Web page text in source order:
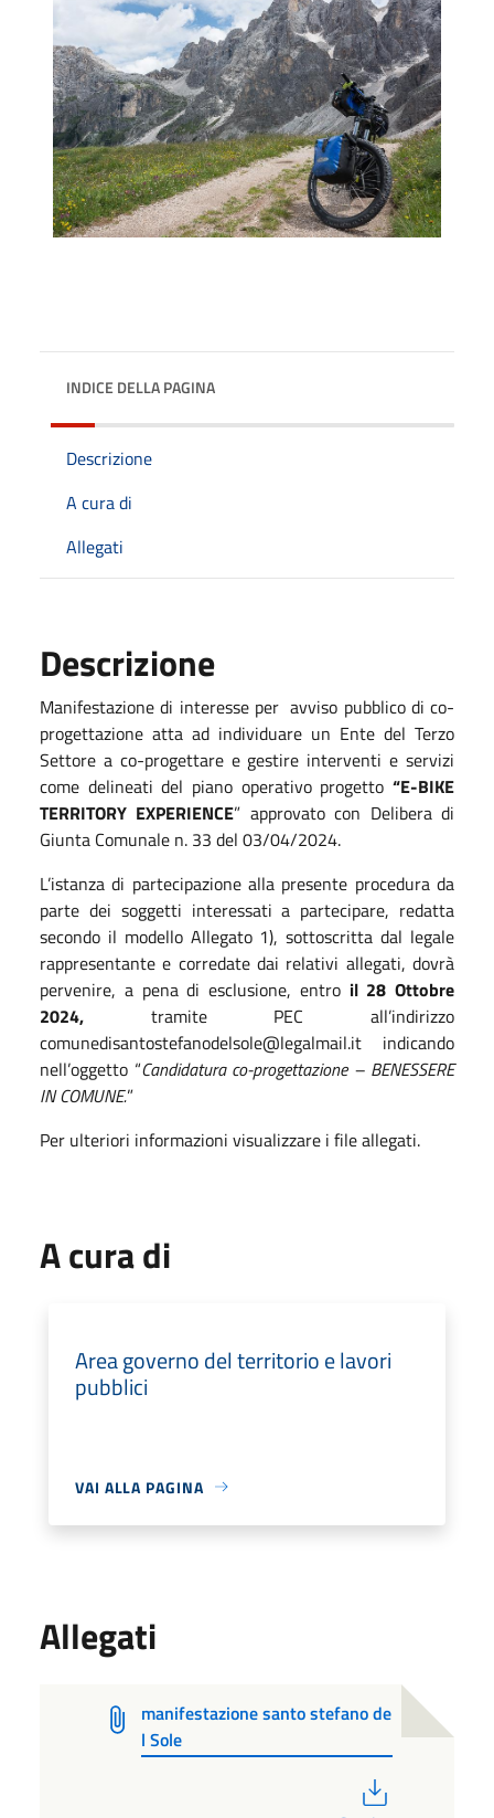
INDICE DELLA PAGINA
Descrizione
A cura di
Allegati
Descrizione
Manifestazione di interesse per avviso pubblico di co-
progettazione atta ad individuare un Ente del Terzo
Settore a co-progettare e gestire interventi e servizi
come delineati del piano operativo progetto “E-BIKE
TERRITORY EXPERIENCE” approvato con Delibera di
Giunta Comunale n. 33 del 03/04/2024.
L’istanza di partecipazione alla presente procedura da
parte dei soggetti interessati a partecipare, redatta
secondo il modello Allegato 1), sottoscritta dal legale
rappresentante e corredate dai relativi allegati, dovrà
pervenire, a pena di esclusione, entro il 28 Ottobre
2024, tramite PEC all’indirizzo
comunedisantostefanodelsole@legalmail.it indicando
nell’oggetto “Candidatura co-progettazione – BENESSERE
IN COMUNE.”
Per ulteriori informazioni visualizzare i file allegati.
A cura di
Area governo del territorio e lavori
pubblici
VAI ALLA PAGINA
Allegati
manifestazione santo stefano de
l Sole